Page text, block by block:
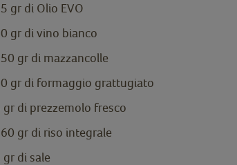
gr di Olio EVO
gr di vino bianco
gr di mazzancolle
gr di formaggio grattugiato
gr di prezzemolo fresco
gr di riso integrale
gr di sale